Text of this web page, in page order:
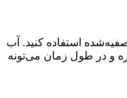
استفاده کنید. آب
و در طول زمان می‌تونه